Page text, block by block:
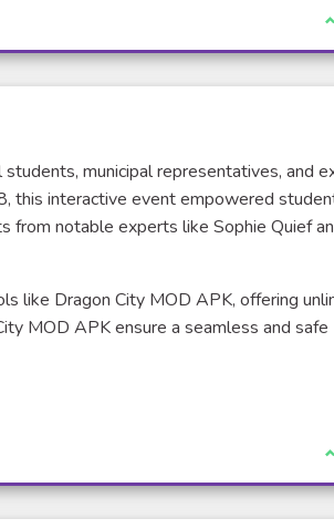
municipal representatives, and
this interactive event empowered
from notable experts like Sophie Quief
like Dragon City MOD APK, offering
MOD APK ensure a seamless and safe